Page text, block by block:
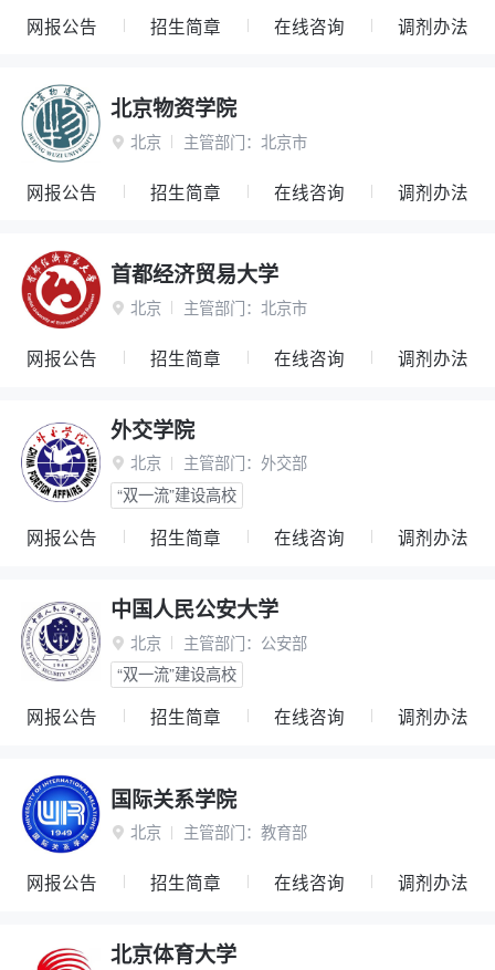
网报公告 招生简章 在线咨询 调剂办法
北京物资学院
 北京 主管部门： 北京市
网报公告 招生简章 在线咨询 调剂办法
首都经济贸易大学
 北京 主管部门： 北京市
网报公告 招生简章 在线咨询 调剂办法
外交学院
 北京 主管部门： 外交部
“双一流”建设高校
网报公告 招生简章 在线咨询 调剂办法
中国人民公安大学
 北京 主管部门： 公安部
“双一流”建设高校
网报公告 招生简章 在线咨询 调剂办法
国际关系学院
 北京 主管部门： 教育部
网报公告 招生简章 在线咨询 调剂办法
北京体育大学